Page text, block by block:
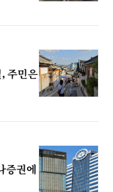
주민은
증권에